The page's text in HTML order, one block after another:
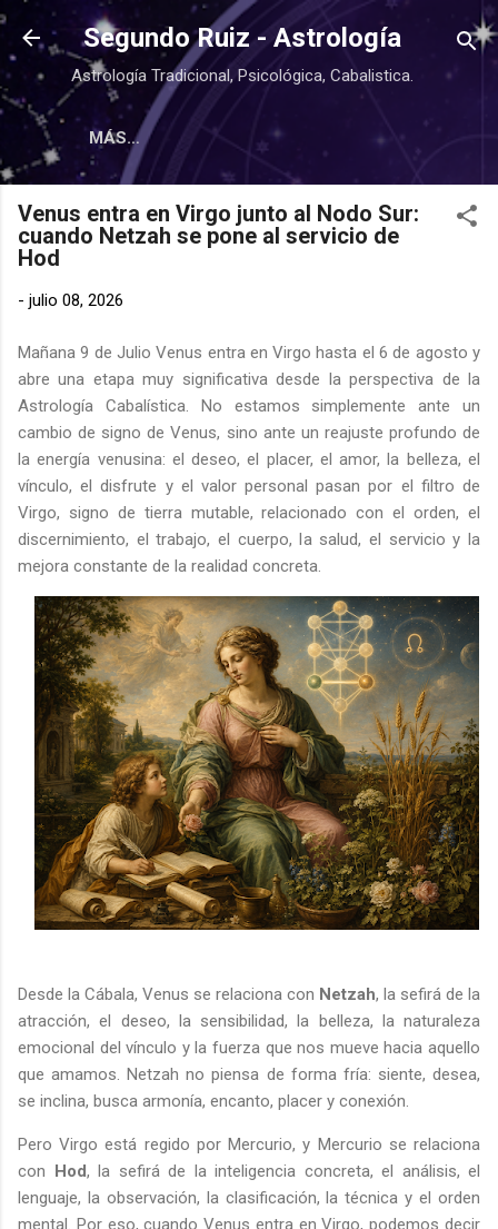
Ir al contenido principal
Segundo Ruiz - Astrología
Astrología Tradicional, Psicológica, Cabalistica.
MÁS…
Venus entra en Virgo junto al Nodo Sur:
cuando Netzah se pone al servicio de
Hod
- julio 08, 2026
Mañana 9 de Julio Venus entra en Virgo hasta el 6 de agosto y
abre una etapa muy significativa desde la perspectiva de la
Astrología Cabalística. No estamos simplemente ante un
cambio de signo de Venus, sino ante un reajuste profundo de
la energía venusina: el deseo, el placer, el amor, la belleza, el
vínculo, el disfrute y el valor personal pasan por el filtro de
Virgo, signo de tierra mutable, relacionado con el orden, el
discernimiento, el trabajo, el cuerpo, la salud, el servicio y la
mejora constante de la realidad concreta.
Desde la Cábala, Venus se relaciona con Netzah, la sefirá de la
atracción, el deseo, la sensibilidad, la belleza, la naturaleza
emocional del vínculo y la fuerza que nos mueve hacia aquello
que amamos. Netzah no piensa de forma fría: siente, desea,
se inclina, busca armonía, encanto, placer y conexión.
Pero Virgo está regido por Mercurio, y Mercurio se relaciona
con Hod, la sefirá de la inteligencia concreta, el análisis, el
lenguaje, la observación, la clasificación, la técnica y el orden
mental. Por eso, cuando Venus entra en Virgo, podemos decir